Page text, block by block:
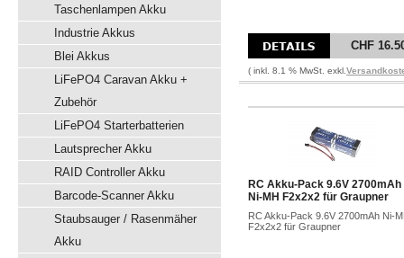
Taschenlampen Akku
Industrie Akkus
Blei Akkus
LiFePO4 Caravan Akku +
Zubehör
LiFePO4 Starterbatterien
Lautsprecher Akku
RAID Controller Akku
Barcode-Scanner Akku
Staubsauger / Rasenmäher
Akku
CHF
( inkl. 8.1 % MwSt. exkl.
RC Akku-Pack 9.6V 2700mAh
Ni-MH F2x2x2 für Graupner
RC Akku-Pack 9.6V 2700mAh Ni-
F2x2x2 für Graupner